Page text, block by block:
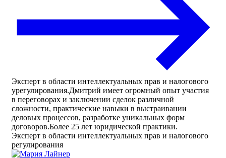
Эксперт в области интеллектуальных прав и налогового
урегулирования.Дмитрий имеет огромный опыт участия
в переговорах и заключении сделок различной
сложности, практические навыки в выстраивании
деловых процессов, разработке уникальных форм
договоров.Более 25 лет юридической практики.
Эксперт в области интеллектуальных прав и налогового
регулирования